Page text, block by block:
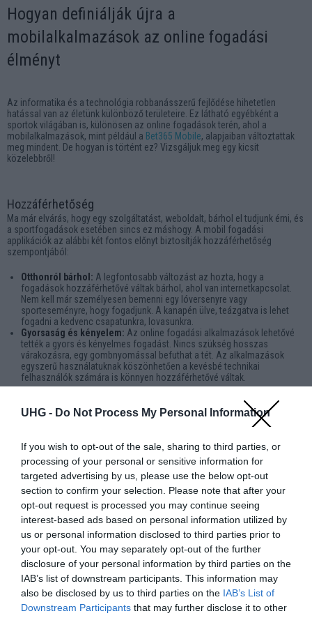
UHG - Do Not Process My Personal Information
If you wish to opt-out of the sale, sharing to third parties, or
processing of your personal or sensitive information for
targeted advertising by us, please use the below opt-out
section to confirm your selection. Please note that after your
opt-out request is processed you may continue seeing
interest-based ads based on personal information utilized by
us or personal information disclosed to third parties prior to
your opt-out. You may separately opt-out of the further
disclosure of your personal information by third parties on the
IAB’s list of downstream participants. This information may
also be disclosed by us to third parties on the IAB’s List of
Downstream Participants that may further disclose it to other
Hogyan definiálják újra a
mobilalkalmazások az online fogadási
élményt
Az informatika és a technológia robbanásszerű fejlődése hihetetlen
hatással van az életünk különböző területeire. Ez látható egyébként a
sportok világában is, különösen az online fogadások terén, ahol a
mobilalkalmazások, mint például a Bet365 Mobile, alapjaiban változtattak
meg mindent. De hogyan is történt ez? Vizsgáljuk meg egy kicsit
közelebbről!
Hozzáférhetőség
Ma már elvárás, hogy egy szolgáltatást, weboldalt, bárhol el tudjunk érni, és
a sportfogadások esetében sincs ez máshogy. A mobil fogadási
applikációk az alábbi két fontos előnyt biztosítják hozzáférhetőség
szempontjából:
Otthonról bárhol: A legfontosabb változást az hozta, hogy a
fogadások hozzáférhetővé váltak bárhol, ahol van internetkapcsolat.
Nem kell már személyesen bemenni egy lóversenyre vagy
sporteseményre, hogy fogadjunk. A kanapén ülve, teázgatva is lehet
fogadni a kedvenc csapatunkra, lovasunkra.
Gyorsaság és kényelem: Az online fogadási alkalmazások lehetővé
tették a gyors és kényelmes fogadást. Nincs szükség hosszas
várakozásra, egy gombnyomással befuthat a tét. Az alkalmazások
egyszerű használatuknak köszönhetően a kevésbé technikai
felhasználók számára is könnyen hozzáférhetővé váltak.
Továbbfejlesztett felhasználói élmény
Az alkalmazások segítségével számtalan olyan lehetőség is elérhetővé
Testreszabás: A mobilalkalmazások lehetővé teszik a felhasználók
számára, hogy személyre szabják a fogadási élményüket. Beállíthatják
a kedvenc csapataikat, sportágakat, és értesítéseket kaphatnak az
aktuális mérkőzésekről.
Interaktivitás:Az alkalmazások általában chatfunkciókat, fórumokat
és közösségi interakciókat is kínálnak, ami lehetővé teszi, hogy a
felhasználók megvitassák stratégiáikat, tanácsokat adjanak egymásnak
és élvezzék a közösséghez tartozás élményét.
Több mint egyszerű fogadások
Bónuszok és promóciók: A mobilfogadási alkalmazások általában
különféle bónuszokat és promóciókat kínálnak, amelyek még vonzóbbá
teszik őket a felhasználók számára. Ezek közé tartoznak a